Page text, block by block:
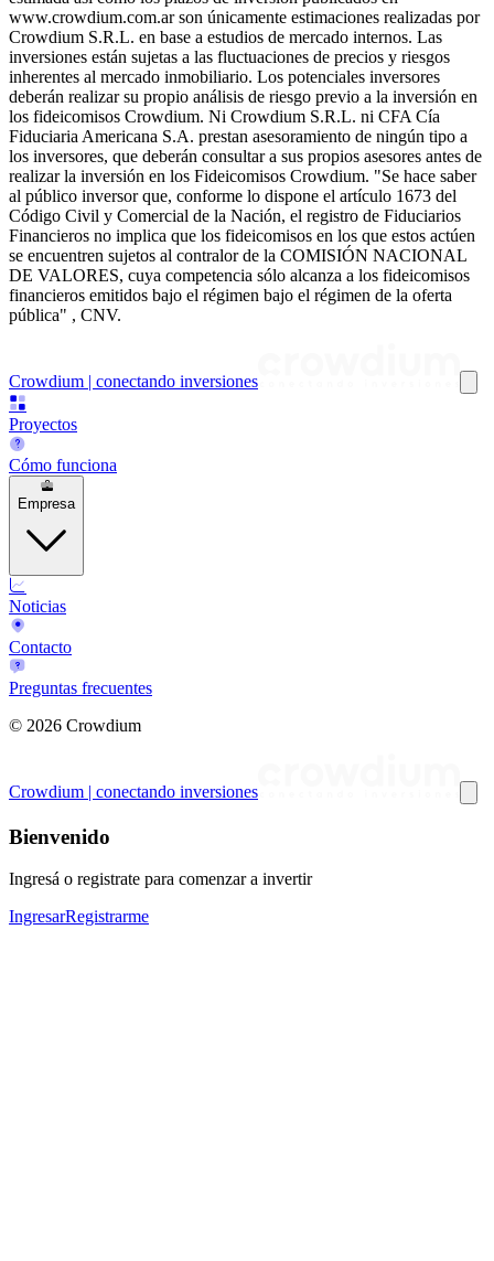
www.crowdium.com.ar son únicamente estimaciones realizadas por
Crowdium S.R.L. en base a estudios de mercado internos. Las
inversiones están sujetas a las fluctuaciones de precios y riesgos
inherentes al mercado inmobiliario. Los potenciales inversores
deberán realizar su propio análisis de riesgo previo a la inversión en
los fideicomisos Crowdium. Ni Crowdium S.R.L. ni CFA Cía
Fiduciaria Americana S.A. prestan asesoramiento de ningún tipo a
los inversores, que deberán consultar a sus propios asesores antes de
realizar la inversión en los Fideicomisos Crowdium. "Se hace saber
al público inversor que, conforme lo dispone el artículo 1673 del
Código Civil y Comercial de la Nación, el registro de Fiduciarios
Financieros no implica que los fideicomisos en los que estos actúen
se encuentren sujetos al contralor de la COMISIÓN NACIONAL
DE VALORES, cuya competencia sólo alcanza a los fideicomisos
financieros emitidos bajo el régimen bajo el régimen de la oferta
pública" , CNV.
Crowdium | conectando inversiones
Proyectos
Cómo funciona
Empresa
Noticias
Contacto
Preguntas frecuentes
© 2026 Crowdium
Crowdium | conectando inversiones
Bienvenido
Ingresá o registrate para comenzar a invertir
IngresarRegistrarme